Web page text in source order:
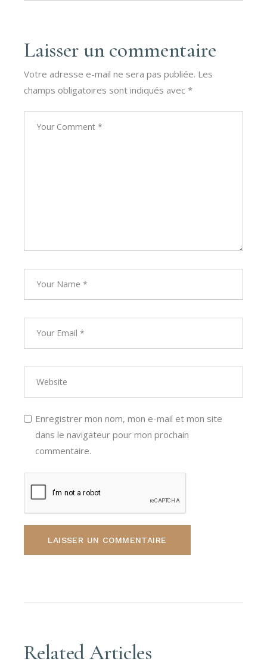
Laisser un commentaire
Votre adresse e-mail ne sera pas publiée. Les
champs obligatoires sont indiqués avec*
Enregistrer mon nom, mon e-mail et mon site
dans le navigateur pour mon prochain
commentaire.
LAISSER UN COMMENTAIRE
Related Articles